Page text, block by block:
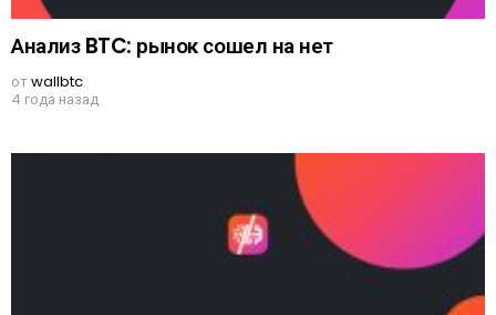
Анализ BTC: рынок сошел на нет
отwallbtc
4 года назад